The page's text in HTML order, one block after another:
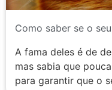
Como saber se o
A fama deles é de
mas sabia que
para garantir que o